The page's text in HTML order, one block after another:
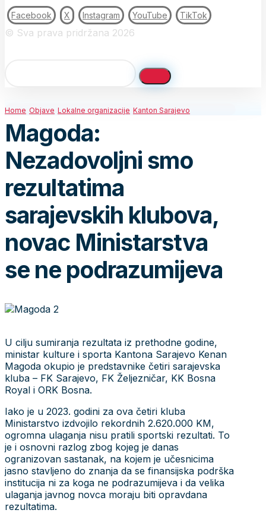
Facebook X Instagram YouTube TikTok
© Sva prava pridržana 2026
Home Objave Lokalne organizacije Kanton Sarajevo
Magoda:
Nezadovoljni smo
rezultatima
sarajevskih klubova,
novac Ministarstva
se ne podrazumijeva
U cilju sumiranja rezultata iz prethodne godine,
ministar kulture i sporta Kantona Sarajevo Kenan
Magoda okupio je predstavnike četiri sarajevska
kluba – FK Sarajevo, FK Željezničar, KK Bosna
Royal i ORK Bosna.
Iako je u 2023. godini za ova četiri kluba
Ministarstvo izdvojilo rekordnih 2.620.000 KM,
ogromna ulaganja nisu pratili sportski rezultati. To
je i osnovni razlog zbog kojeg je danas
ogranizovan sastanak, na kojem je učesnicima
jasno stavljeno do znanja da se finansijska podrška
institucija ni za koga ne podrazumijeva i da velika
ulaganja javnog novca moraju biti opravdana
rezultatima.